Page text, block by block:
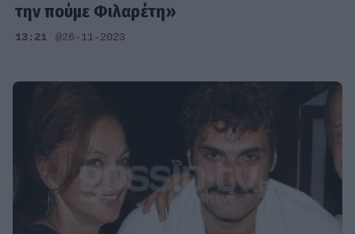
την πούμε Φιλαρέτη»
13:21 @26-11-2023